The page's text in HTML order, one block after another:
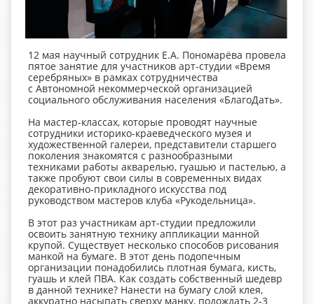
12 мая научный сотрудник Е.А. Пономарёва провела
пятое занятие для участников арт-студии «Время
серебряных» в рамках сотрудничества
с Автономной некоммерческой организацией
социального обслуживания населения «БлагоДать».
На мастер-классах, которые проводят научные
сотрудники историко-краеведческого музея и
художественной галереи, представители старшего
поколения знакомятся с разнообразными
техниками работы акварелью, гуашью и пастелью, а
также пробуют свои силы в современных видах
декоративно-прикладного искусства под
руководством мастеров клуба «Рукодельница».
В этот раз участникам арт-студии предложили
освоить занятную технику аппликации манной
крупой. Существует несколько способов рисования
манкой на бумаге. В этот день подопечным
организации понадобились плотная бумага, кисть,
гуашь и клей ПВА. Как создать собственный шедевр
в данной технике? Нанести на бумагу слой клея,
аккуратно насыпать сверху манку, подождать 2-3